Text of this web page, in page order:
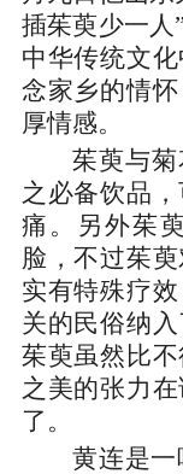
插茱萸少一人
中华传统文
念家乡的情
厚情感。
茱萸与
之必备饮品
痛。另外茱
脸，不过茱
实有特殊疗
关的民俗纳入
茱萸虽然比
之美的张力
了。
黄连是